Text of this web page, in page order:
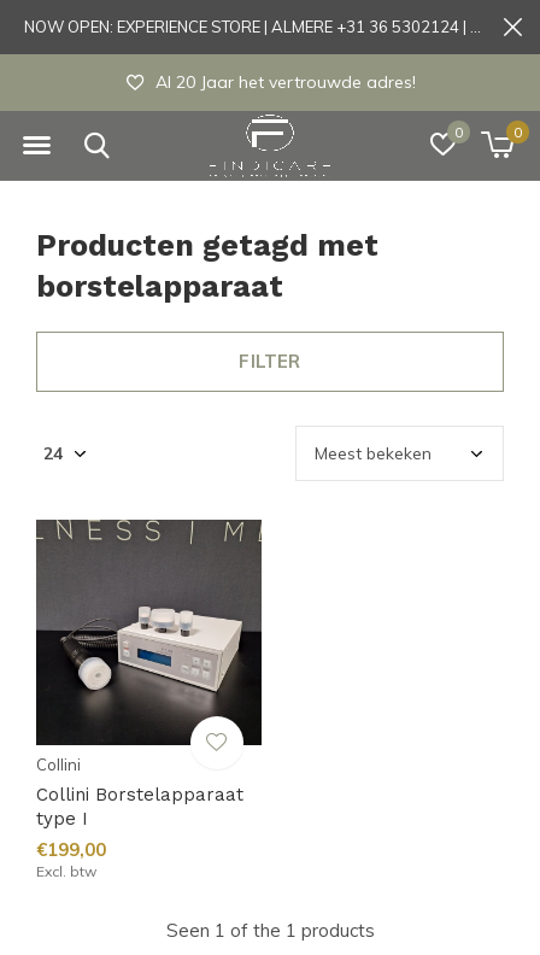
0 0
Al 20 Jaar het vertrouwde adres!
Producten getagd met
borstelapparaat
FILTER
Collini
Collini Borstelapparaat
type I
€199,00
Excl. btw
Seen 1 of the 1 products